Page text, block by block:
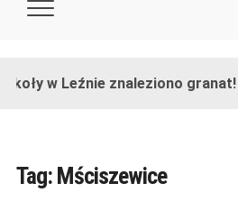
w Leźnie znaleziono granat!
Tag: Mściszewice